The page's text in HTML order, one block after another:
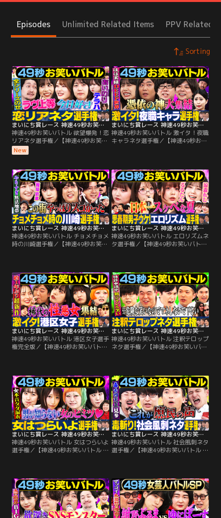
Episodes Unlimited Related Items PPV Related
Sorting
まいにち賞レース 神速49秒お笑いバトル 欲望爆発！恋リアネタ選手権
神速49秒お笑いバトル 欲望爆発！恋
リアネタ選手権／【神速49秒お笑い
バトル 欲望爆発！恋リアネタ選手
権】 たつろう×いわたまあり・エレ
イ・たまゆら学園 毎週チャンピオン
が誕生！日本一最速の爆笑を競う49
秒お笑い賞レース開幕！ 今週の神速
チャンピオンは！？
New
まいにち賞レース 神速49秒お笑いバトル 激イタ！夜職キャラネタ選手権
神速49秒お笑いバトル 激イタ！夜職
キャラネタ選手権／【神速49秒お笑
週チャンピオンが誕生！日本一最速
の爆笑を競う49秒お笑い賞レース開
幕！ 今週の神速チャンピオンは！？
MCのアルコ＆ピースとラフ×ラフ齋
藤有紗に刺さるのは一体誰だ！？
まいにち賞レース 神速49秒お笑いバトル チョメチョメ時の川崎選手権
神速49秒お笑いバトル チョメチョメ
時の川崎選手権／【神速49秒お笑い
ピオンが誕生！日本一最速の爆笑を
競う49秒お笑い賞レース開幕！今週
の神速チャンピオンは！？MCのア
ルコ＆ピースと榎原依那に刺さるの
は一体誰だ！？
まいにち賞レース 神速49秒お笑いバトル エロリズムネタ選手権
神速49秒お笑いバトル エロリズムネ
タ選手権／【神速49秒お笑いバトル
が誕生！日本一最速の爆笑を競う49
秒お笑い賞レース開幕！ 今週の神速
チャンピオンは！？MCのアルコ＆
ピースと涼森れむに刺さるのは一体
誰だ！？
まいにち賞レース 神速49秒お笑いバトル 港区女子選手権完全版
神速49秒お笑いバトル 港区女子選手
権完全版／【神速49秒お笑いバトル
オンが誕生！日本一最速の爆笑を競
う49秒お笑い賞レース開幕！今週の
神速チャンピオンは！？MCのアル
コ＆ピースとベッキーに刺さるのは
一体誰だ！？
まいにち賞レース 神速49秒お笑いバトル 注釈テロップネタ選手権
神速49秒お笑いバトル 注釈テロップ
ネタ選手権／【神速49秒お笑いバト
生！日本一最速の爆笑を競う49秒お
笑い賞レース開幕！今週の神速チャ
ンピオンは！？MCのアルコ＆ピー
スとUtaGe！茜音ぱぴこに刺さるの
は一体誰だ！？
まいにち賞レース 神速49秒お笑いバトル 女はつらいよ選手権
神速49秒お笑いバトル 女はつらいよ
選手権／【神速49秒お笑いバトル 女
生！日本一最速の爆笑を競う49秒お
笑い賞レース開幕！ 今週の神速チャ
ンピオンは！？MCのアルコ＆ピー
スとアンジュルム後藤花に刺さるの
は一体誰だ！？
まいにち賞レース 神速49秒お笑いバトル 社会風刺ネタ選手権
神速49秒お笑いバトル 社会風刺ネタ
選手権／【神速49秒お笑いバトル 承
ンが誕生！日本一最速の爆笑を競う
49秒お笑い賞レース開幕！ 今週の神
速チャンピオンは！？MCのアルコ
＆ピースと手羽先センセーション宮
代 柚花に刺さるのは一体誰だ！？